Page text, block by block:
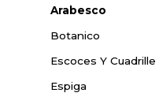
Arabesco
Botanico
Escoces Y Cuadrille
Espiga